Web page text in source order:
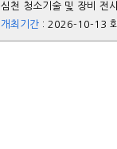
심천 청소기술 및 장비
개최기간 : 2026-10-13